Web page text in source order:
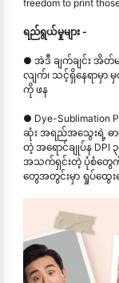
freedom to print
ရည်ရွယ်မှုများ -
● အဲဒီ ချက်ချင်း အိတ်
လျက်၊ သင့်ရှိနေရာမှ
ကို ဖန
● Dye-Sublimation
ဆုံး အရည်အသွေးရဲ့ ဓ
တဲ့ အရောင်ချုပ်န DPI
အသက်ရှင်းတဲ့ ပုံစံတွေကို
တွေအတွင်းမှာ ရှုပ်ထွေး